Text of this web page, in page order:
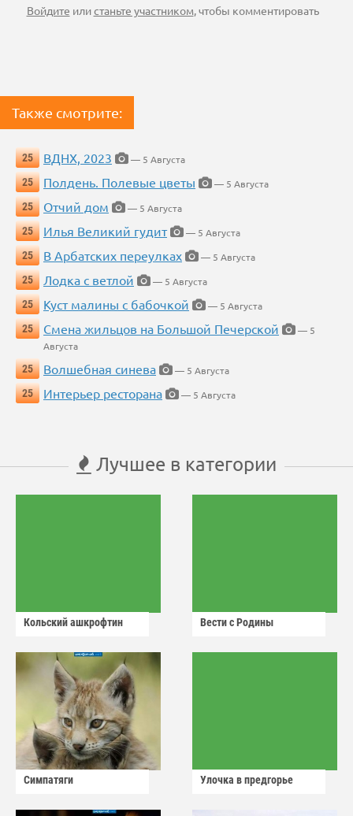
Войдите илистаньте участником, чтобы комментировать
Также смотрите:
25 ВДНХ, 2023
— 5 Августа
25
Полдень. Полевые цветы
— 5 Августа
25
Отчий дом
— 5 Августа
25
Илья Великий гудит
— 5 Августа
25
В Арбатских переулках
— 5 Августа
25
Лодка с ветлой
— 5 Августа
25
Куст малины с бабочкой
— 5 Августа
25
Смена жильцов на Большой Печерской
— 5
Августа
25
Волшебная синева
— 5 Августа
25
Интерьер ресторана — 5 Августа
Лучшее в категории
Кольский ашкрофтин Вести с Родины
Симпатяги Улочка в предгорье